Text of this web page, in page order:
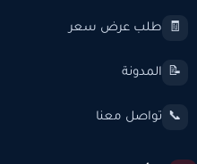
🧾 طلب عرض سعر
📝 المدونة
📞 تواصل معنا